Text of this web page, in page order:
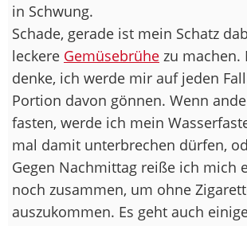
in Schwung.
Schade, gerade ist mein Schatz
leckere Gemüsebrühe zu machen.
denke, ich werde mir auf jeden
Portion davon gönnen. Wenn
fasten, werde ich mein
mal damit unterbrechen dürfen,
Gegen Nachmittag reiße ich mich
noch zusammen, um ohne
auszukommen. Es geht auch